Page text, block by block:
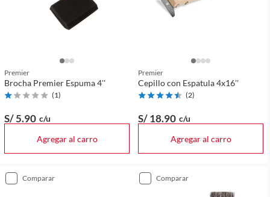
Premier
Brocha Premier Espuma 4''
(1)
S/ 5.90 c/u
Agregar al carro
Premier
Cepillo con Espatula 4x16''
(2)
S/ 18.90 c/u
Agregar al carro
comparar comparar